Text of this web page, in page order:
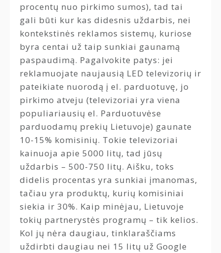
procentų nuo pirkimo sumos), tad tai
gali būti kur kas didesnis uždarbis, nei
kontekstinės reklamos sistemų, kuriose
byra centai už taip sunkiai gaunamą
paspaudimą. Pagalvokite patys: jei
reklamuojate naujausią LED televizorių ir
pateikiate nuorodą į el. parduotuvę, jo
pirkimo atveju (televizoriai yra viena
populiariausių el. Parduotuvėse
parduodamų prekių Lietuvoje) gaunate
10-15% komisinių. Tokie televizoriai
kainuoja apie 5000 litų, tad jūsų
uždarbis – 500-750 litų. Aišku, toks
didelis procentas yra sunkiai įmanomas,
tačiau yra produktų, kurių komisiniai
siekia ir 30%. Kaip minėjau, Lietuvoje
tokių partnerystės programų – tik kelios.
Kol jų nėra daugiau, tinklaraščiams
uždirbti daugiau nei 15 litų už Google